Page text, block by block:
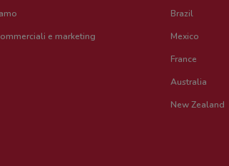
e marketing
Brazil
Mexico
France
Australia
New Zealand